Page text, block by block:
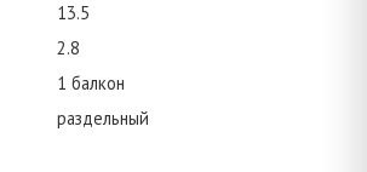
13.5
2.8
1 балкон
раздельный